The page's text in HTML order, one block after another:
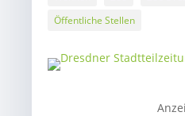
Öffentliche Stellen